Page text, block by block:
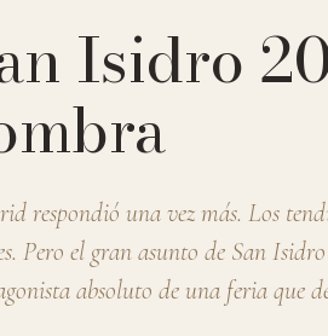
Isidro
respondió una vez más. Los
Pero el gran asunto de San
absoluto de una feria que